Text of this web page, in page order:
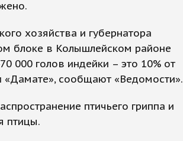
хозяйства и губернатора
блоке в Колышлейском районе
000 голов индейки – это 10% от
«Дамате», сообщают «Ведомости».
птичьего гриппа и
птицы.